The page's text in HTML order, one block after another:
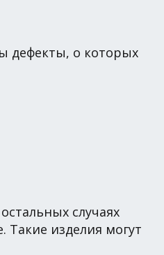
дефекты, о которых
случаях
Такие изделия могут